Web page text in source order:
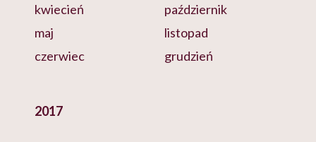
kwiecień
maj
czerwiec
październik
listopad
grudzień
2017